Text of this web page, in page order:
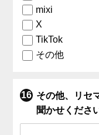
mixi
X
TikTok
その他
その他、リセ
聞かせくださ